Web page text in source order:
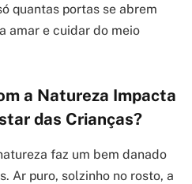
quantas portas se abrem
amar e cuidar do meio
a Natureza Impacta
das Crianças?
faz um bem danado
Ar puro, solzinho no rosto, a